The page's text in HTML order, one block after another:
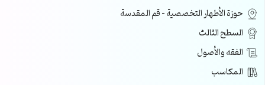
حوزة الأطهار التخصصية – قم المقدسة
السطح الثالث
الفقه والأصول
المكاسب